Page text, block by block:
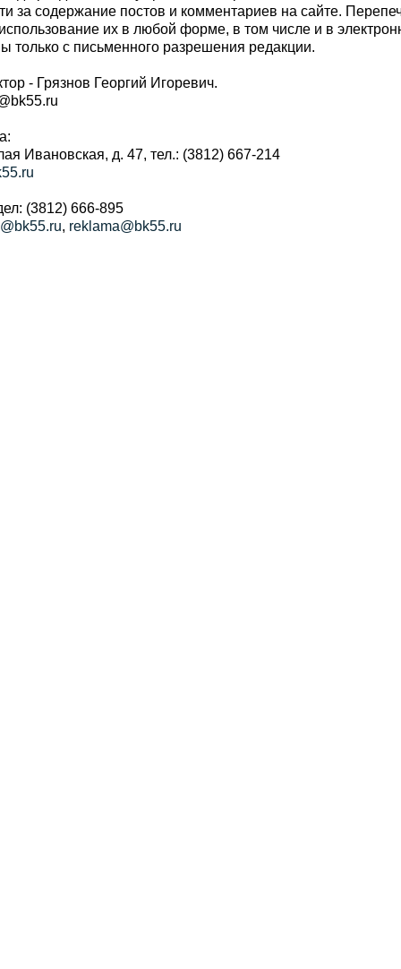
за содержание постов и комментариев на сайте.
их в любой форме, в том числе и в
с письменного разрешения редакции.
- Грязнов Георгий Игоревич.
Ивановская, д. 47, тел.: (3812) 667-214
(3812) 666-895
, reklama@bk55.ru